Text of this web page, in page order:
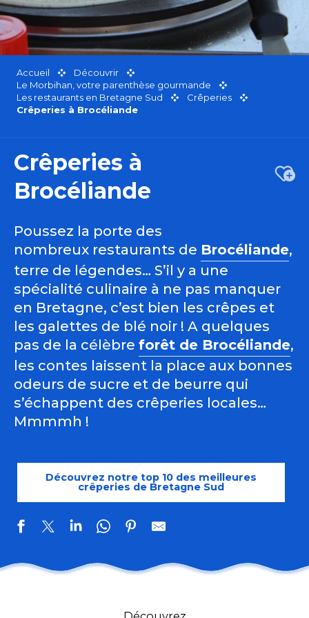
Accueil
Découvrir
Le Morbihan, votre parenthèse gourmande
Les restaurants en Bretagne Sud
Crêperies
Crêperies à Brocéliande
Crêperies à
Brocéliande
Poussez la porte des
nombreux restaurants de Brocéliande,
terre de légendes… S’il y a une
spécialité culinaire à ne pas manquer
en Bretagne, c’est bien les crêpes et
les galettes de blé noir ! A quelques
pas de la célèbre forêt de Brocéliande,
les contes laissent la place aux bonnes
odeurs de sucre et de beurre qui
s’échappent des crêperies locales…
Mmmmh !
Découvrez notre top 10 des meilleures
crêperies de Bretagne Sud